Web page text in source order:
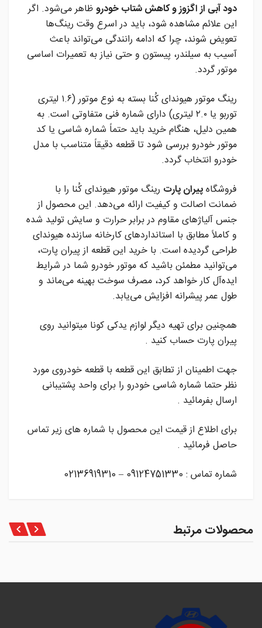
دود آبی از اگزوز و کاهش شتاب خودروظاهر می‌شود. اگر
این علائم مشاهده شود، باید در اسرع وقت رینگ‌ها
تعویض شوند، چرا که ادامه رانندگی می‌تواند باعث
آسیب به سیلندر، پیستون و حتی نیاز به تعمیرات اساسی
موتور گردد.
رینگ موتور هیوندای کُنا بسته به نوع موتور (۱.۶ لیتری
توربو یا ۲.۰ لیتری) دارای شماره فنی متفاوتی است. به
همین دلیل، هنگام خرید باید حتماً شماره شاسی یا کد
موتور خودرو بررسی شود تا قطعه دقیقاً متناسب با مدل
خودرو انتخاب گردد.
فروشگاهپیران پارت رینگ موتور هیوندای کُنا را با
ضمانت اصالت و کیفیت ارائه می‌دهد. این محصول از
جنس آلیاژهای مقاوم در برابر حرارت و سایش تولید شده
و کاملاً مطابق با استانداردهای کارخانه سازنده هیوندای
طراحی گردیده است. با خرید این قطعه از پیران پارت،
می‌توانید مطمئن باشید که موتور خودرو شما در شرایط
ایده‌آل کار خواهد کرد، مصرف سوخت بهینه می‌ماند و
طول عمر پیشرانه افزایش می‌یابد.
همچنین برای تهیه دیگر لوازم یدکی کونا میتوانید روی
پیران پارت حساب کنید .
جهت اطمینان از تطابق این قطعه با قطعه خودروی مورد
نظر حتما شماره شاسی خودرو را برای واحد پشتیبانی
ارسال بفرمائید .
برای اطلاع از قیمت این محصول با شماره های زیر تماس
حاصل فرمائید .
شماره تماس : 09124751330 – 02136919310
محصولات مرتبط